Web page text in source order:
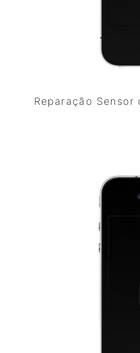
Reparação Sensor